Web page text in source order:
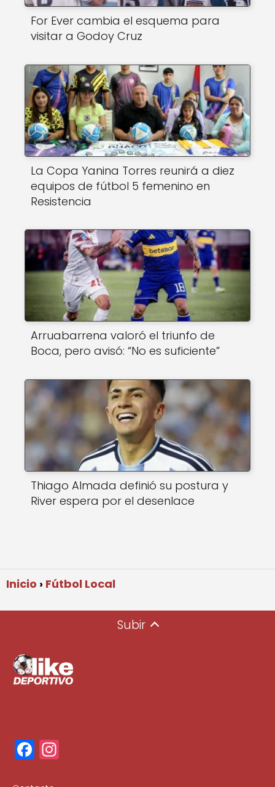
For Ever cambia el esquema para
visitar a Godoy Cruz
La Copa Yanina Torres reunirá a diez
equipos de fútbol 5 femenino en
Resistencia
Arruabarrena valoró el triunfo de
Boca, pero avisó: “No es suficiente”
Thiago Almada definió su postura y
River espera por el desenlace
Inicio Fútbol Local
Subir
F
a